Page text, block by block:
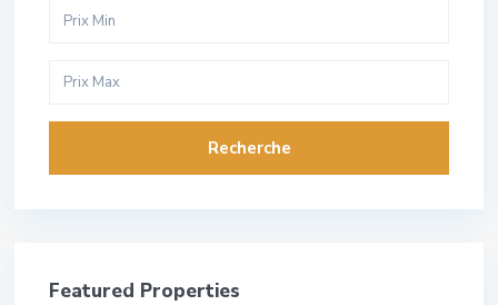
Recherche
Featured Properties